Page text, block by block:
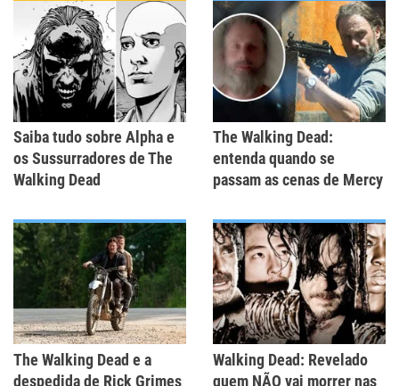
Saiba tudo sobre Alpha e
os Sussurradores de The
Walking Dead
The Walking Dead:
entenda quando se
passam as cenas de Mercy
The Walking Dead e a
despedida de Rick Grimes
Walking Dead: Revelado
quem NÃO vai morrer nas